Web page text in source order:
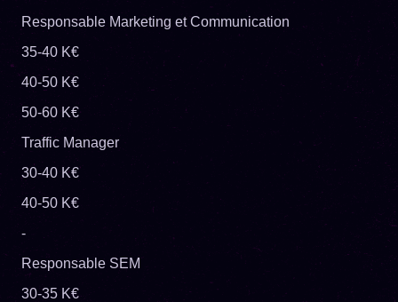
Responsable Marketing et Communication
35-40 K€
40-50 K€
50-60 K€
Traffic Manager
30-40 K€
40-50 K€
-
Responsable SEM
30-35 K€